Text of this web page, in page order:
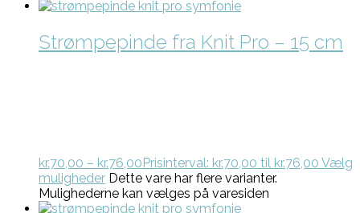
Strømpepinde fra Knit Pro – 15 cm
kr.70,00 – kr.76,00 Prisinterval: kr.70,00 til kr.76,00 Vælg
muligheder Dette vare har flere varianter.
Mulighederne kan vælges på varesiden